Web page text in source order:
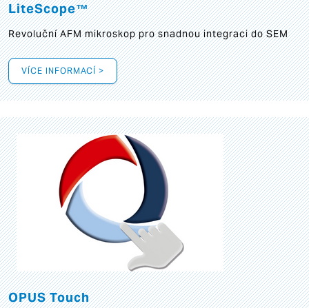
LiteScope™
Revoluční AFM mikroskop pro snadnou integraci do SEM
VÍCE INFORMACÍ >
OPUS Touch